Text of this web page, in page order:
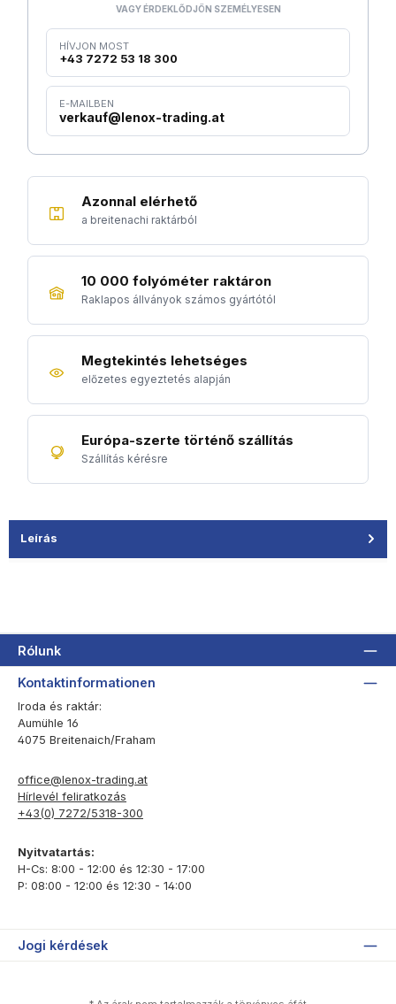
VAGY ÉRDEKLŐDJÖN SZEMÉLYESEN
HÍVJON MOST
+43 7272 53 18 300
E-MAILBEN
verkauf@lenox-trading.at
Azonnal elérhető
a breitenachi raktárból
10 000 folyóméter raktáron
Raklapos állványok számos gyártótól
Megtekintés lehetséges
előzetes egyeztetés alapján
Európa-szerte történő szállítás
Szállítás kérésre
Leírás
Rólunk
Kontaktinformationen
Iroda és raktár:
Aumühle 16
4075 Breitenaich/Fraham
office@lenox-trading.at
Hírlevél feliratkozás
+43(0) 7272/5318-300
Nyitvatartás:
H-Cs: 8:00 - 12:00 és 12:30 - 17:00
P: 08:00 - 12:00 és 12:30 - 14:00
Jogi kérdések